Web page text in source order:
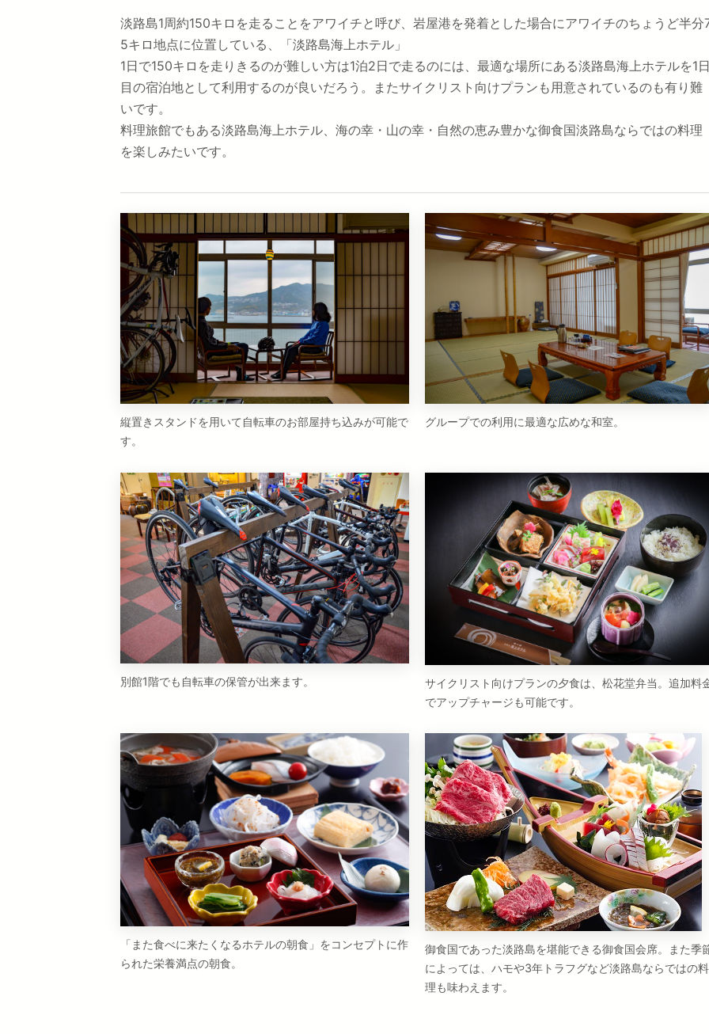
淡路島1周約150キロを走ることをアワイチと呼び、岩屋港を発着とした場合にアワイチのちょうど半分
5キロ地点に位置している、「淡路島海上ホテル」
1日で150キロを走りきるのが難しい方は1泊2日で走るのには、最適な場所にある淡路島海上ホテルを1
目の宿泊地として利用するのが良いだろう。またサイクリスト向けプランも用意されているのも有り難
いです。
料理旅館でもある淡路島海上ホテル、海の幸・山の幸・自然の恵み豊かな御食国淡路島ならではの料理
を楽しみたいです。
縦置きスタンドを用いて自転車のお部屋持ち込みが可能で
す。
グループでの利用に最適な広めな和室。
別館1階でも自転車の保管が出来ます。
サイクリスト向けプランの夕食は、松花堂弁当。追加料
でアップチャージも可能です。
「また食べに来たくなるホテルの朝食」をコンセプトに作
られた栄養満点の朝食。
御食国であった淡路島を堪能できる御食国会席。また季
によっては、ハモや3年トラフグなど淡路島ならではの料
理も味わえます。